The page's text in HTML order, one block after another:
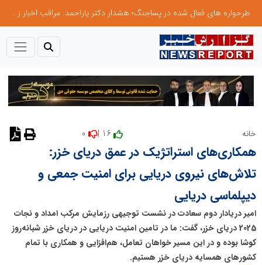
طرحواره های فعال شده در پساجنگ؛ هشدار دکتر یاراحمد: مراقب اخبار زرد و واکنش های هیجانی باشید
خانه
همکاری‌های استراتژیک در عمق دریای خزر:
تلاش‌های نیروی دریایی برای امنیت جمعی و
دیپلماسی دریایی
امیر دریادار دوم سعادت در نشست توجیهی رزمایش مرکب امداد و نجات
2025 دریای خزر، گفت: ما در تامین امنیت دریایی در دریای خزر شبانه‌روز
کوشا بوده و در این مسیر خواهان تعامل، هم‌افزایی و همکاری با تمام
کشورهای همسایه دریای خزر هستیم.